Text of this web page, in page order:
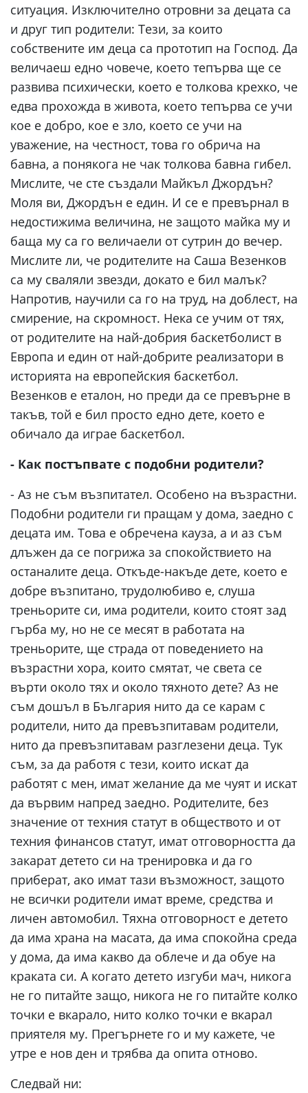
ситуация. Изключително отровни за децата са
и друг тип родители: Тези, за които
собствените им деца са прототип на Господ. Да
величаеш едно човече, което тепърва ще се
развива психически, което е толкова крехко, че
едва прохожда в живота, което тепърва се учи
кое е добро, кое е зло, което се учи на
уважение, на честност, това го обрича на
бавна, а понякога не чак толкова бавна гибел.
Мислите, че сте създали Майкъл Джордън?
Моля ви, Джордън е един. И се е превърнал в
недостижима величина, не защото майка му и
баща му са го величаели от сутрин до вечер.
Мислите ли, че родителите на Саша Везенков
са му сваляли звезди, докато е бил малък?
Напротив, научили са го на труд, на доблест, на
смирение, на скромност. Нека се учим от тях,
от родителите на най-добрия баскетболист в
Европа и един от най-добрите реализатори в
историята на европейския баскетбол.
Везенков е еталон, но преди да се превърне в
такъв, той е бил просто едно дете, което е
обичало да играе баскетбол.
- Как постъпвате с подобни родители?
- Аз не съм възпитател. Особено на възрастни.
Подобни родители ги пращам у дома, заедно с
децата им. Това е обречена кауза, а и аз съм
длъжен да се погрижа за спокойствието на
останалите деца. Откъде-накъде дете, което е
добре възпитано, трудолюбиво е, слуша
треньорите си, има родители, които стоят зад
гърба му, но не се месят в работата на
треньорите, ще страда от поведението на
възрастни хора, които смятат, че света се
върти около тях и около тяхното дете? Аз не
съм дошъл в България нито да се карам с
родители, нито да превъзпитавам родители,
нито да превъзпитавам разглезени деца. Тук
съм, за да работя с тези, които искат да
работят с мен, имат желание да ме чуят и искат
да вървим напред заедно. Родителите, без
значение от техния статут в обществото и от
техния финансов статут, имат отговорността да
закарат детето си на тренировка и да го
приберат, ако имат тази възможност, защото
не всички родители имат време, средства и
личен автомобил. Тяхна отговорност е детето
да има храна на масата, да има спокойна среда
у дома, да има какво да облече и да обуе на
краката си. А когато детето изгуби мач, никога
не го питайте защо, никога не го питайте колко
точки е вкарало, нито колко точки е вкарал
приятеля му. Прегърнете го и му кажете, че
утре е нов ден и трябва да опита отново.
Следвай ни: